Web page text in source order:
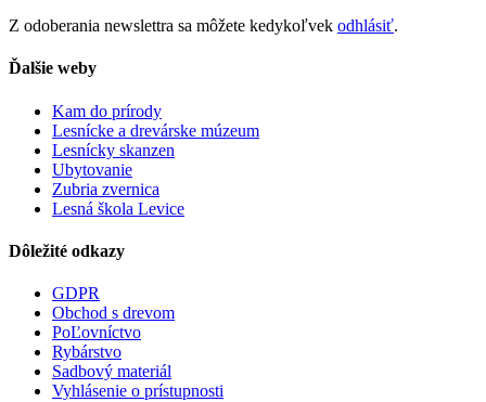
Z odoberania newslettra sa môžete kedykoľvek odhlásiť.
Ďalšie weby
Kam do prírody
Lesnícke a drevárske múzeum
Lesnícky skanzen
Ubytovanie
Zubria zvernica
Lesná škola Levice
Dôležité odkazy
GDPR
Obchod s drevom
PoĽovníctvo
Rybárstvo
Sadbový materiál
Vyhlásenie o prístupnosti